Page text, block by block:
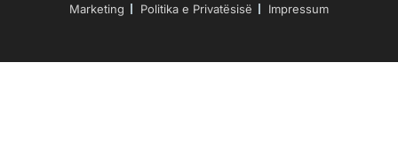
Marketing Politika e Privatësisë Impressum